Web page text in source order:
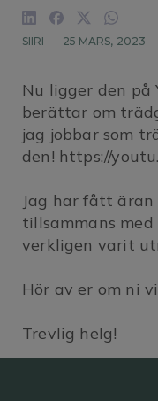
SIIRI 25 MARS, 2023
Nu ligger den på
berättar om
jag jobbar som
den! https://
Jag har fått
tillsammans
verkligen varit
Hör av er om ni
Trevlig helg!